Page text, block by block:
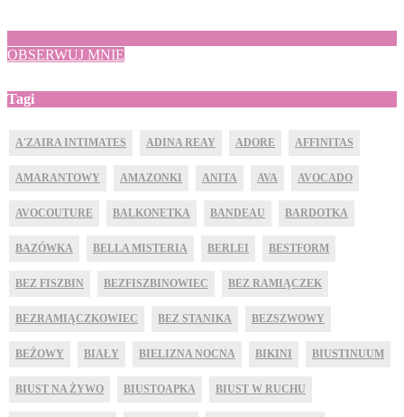
OBSERWUJ MNIE
Tagi
A'ZAIRA INTIMATES ADINA REAY ADORE AFFINITAS
AMARANTOWY AMAZONKI ANITA AVA AVOCADO
AVOCOUTURE BALKONETKA BANDEAU BARDOTKA
BAZÓWKA BELLA MISTERIA BERLEI BESTFORM
BEZ FISZBIN BEZFISZBINOWIEC BEZ RAMIĄCZEK
BEZRAMIĄCZKOWIEC BEZ STANIKA BEZSZWOWY
BEŻOWY BIAŁY BIELIZNA NOCNA BIKINI BIUSTINUUM
BIUST NA ŻYWO BIUSTOAPKA BIUST W RUCHU